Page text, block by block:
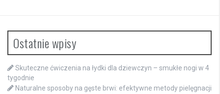
Ostatnie wpisy
Skuteczne ćwiczenia na łydki dla dziewczyn – smukłe nogi w 4
tygodnie
Naturalne sposoby na gęste brwi: efektywne metody pielęgnacji